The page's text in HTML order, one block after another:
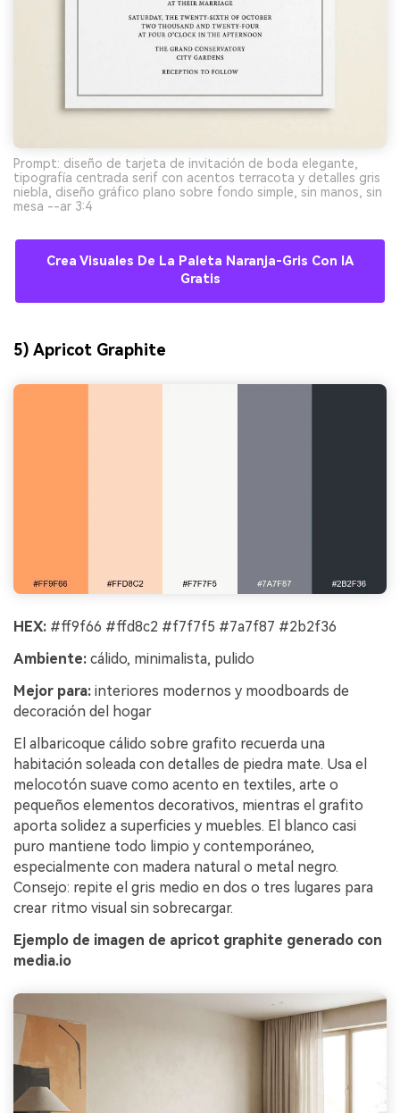
Prompt: diseño de tarjeta de invitación de boda elegante,
tipografía centrada serif con acentos terracota y detalles gris
niebla, diseño gráfico plano sobre fondo simple, sin manos, sin
mesa --ar 3:4
Crea Visuales De La Paleta Naranja-Gris Con IA
Gratis
5) Apricot Graphite
HEX: #ff9f66 #ffd8c2 #f7f7f5 #7a7f87 #2b2f36
Ambiente: cálido, minimalista, pulido
Mejor para: interiores modernos y moodboards de
decoración del hogar
El albaricoque cálido sobre grafito recuerda una
habitación soleada con detalles de piedra mate. Usa el
melocotón suave como acento en textiles, arte o
pequeños elementos decorativos, mientras el grafito
aporta solidez a superficies y muebles. El blanco casi
puro mantiene todo limpio y contemporáneo,
especialmente con madera natural o metal negro.
Consejo: repite el gris medio en dos o tres lugares para
crear ritmo visual sin sobrecargar.
Ejemplo de imagen de apricot graphite generado con
media.io